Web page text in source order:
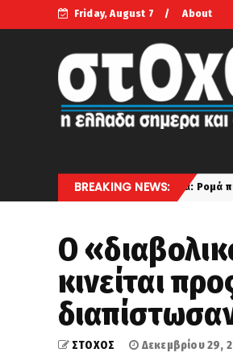
Friday, August 7 About
BREAKING NEWS:
Θήβα: Ρομά πήρε το αυτοκίνητο και
Ο
κινείται
ΣΤΟΧΟΣ Δεκεμβρίου 29,